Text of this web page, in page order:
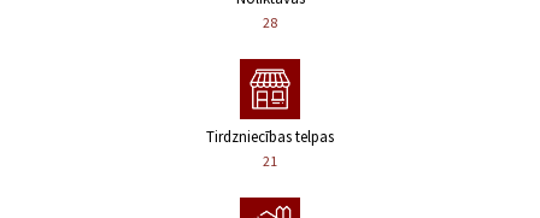
28
Tirdzniecības telpas
21